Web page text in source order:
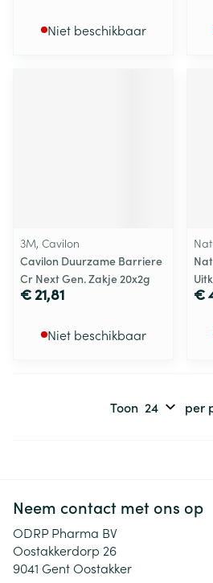
Niet beschikbaar
3M, Cavilon
Cavilon Duurzame Barriere
Cr Next Gen. Zakje 20x2g
€ 21,81
Niet beschikbaar
€
Toon per
Neem contact met ons op
ODRP Pharma BV
Oostakkerdorp 26
9041 Gent Oostakker